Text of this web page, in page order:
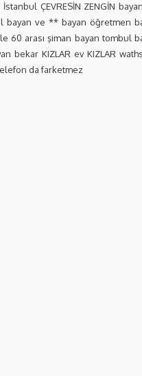
ÇEVRESİN ZENGİN
bayan ve ** bayan öğretmen
60 arası şiman bayan tombul
bekar KIZLAR ev KIZLAR
da farketmez